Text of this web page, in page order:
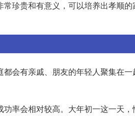
珍贵和有意义，可以培养出孝顺的
会有亲戚、朋友的年轻人聚集在一
率会相对较高。大年初一这一天